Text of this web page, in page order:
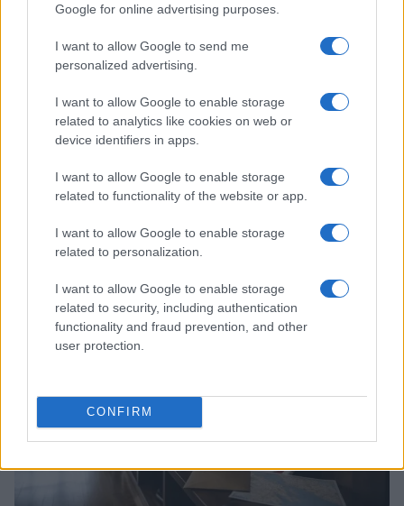
Google for online advertising purposes.
I want to allow Google to send me
personalized advertising.
I want to allow Google to enable storage
related to analytics like cookies on web or
device identifiers in apps.
I want to allow Google to enable storage
related to functionality of the website or app.
I want to allow Google to enable storage
related to personalization.
I want to allow Google to enable storage
related to security, including authentication
functionality and fraud prevention, and other
user protection.
CONFIRM
NBA Europe: l’impatto economico e gli investitori per
Ilaria Mauri · 9 Ago 2026